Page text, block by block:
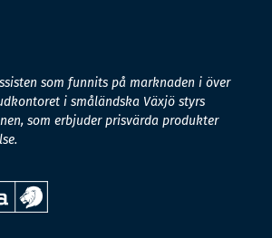
som funnits på marknaden i över
i småländska Växjö styrs
som erbjuder prisvärda produkter